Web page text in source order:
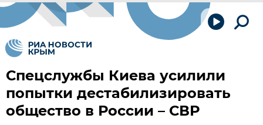
Спецслужбы Киева усилили
попытки дестабилизировать
общество в России – СВР